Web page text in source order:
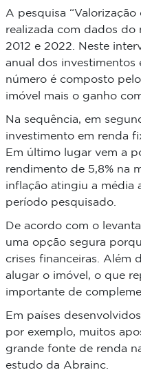
A pesquisa
realizada com dados do
2012 e 2022. Neste
anual dos investimentos
número é composto
imóvel mais o ganho
Na sequência, em
investimento em renda
Em último lugar vem a
rendimento de 5,8% na
inflação atingiu a média
período pesquisado.
De acordo com o
uma opção segura
crises financeiras. Além
alugar o imóvel, o que
importante de
Em países
por exemplo, muitos
grande fonte de renda
estudo da Abrainc.